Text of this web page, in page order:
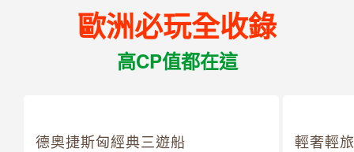
歐洲必玩全收錄
高CP值都在這
德奧捷斯匈經典三遊船 輕奢輕